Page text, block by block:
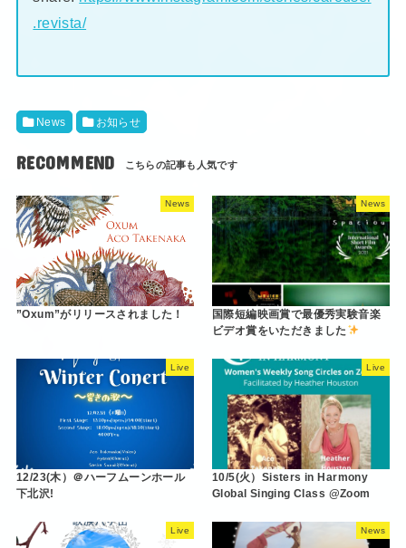
.revista/
News お知らせ
RECOMMEND
News
”Oxum”がリリースされました！
News
国際短編映画賞で最優秀実験音楽
ビデオ賞をいただきました
Live
12/23(木）＠ハーフムーンホール
下北沢!
Live
10/5(火）Sisters in Harmony
Global Singing Class @Zoom
Live News